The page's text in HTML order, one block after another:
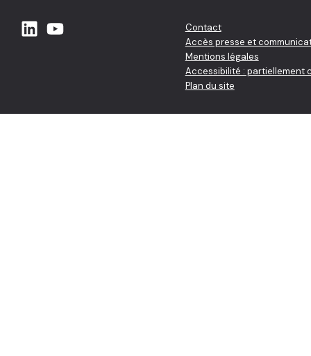
Contact
Accès presse et
Mentions légales
Accessibilité : partiellement
Plan du site